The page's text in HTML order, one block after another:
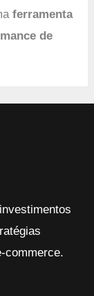
ferramenta
de
commerce.